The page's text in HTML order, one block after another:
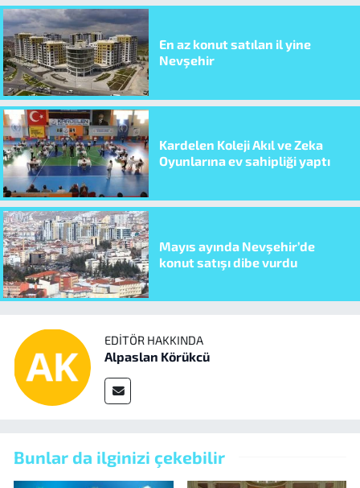
En az konut satılan il yine
Nevşehir
Kardelen Koleji Akıl ve Zeka
Oyunlarına ev sahipliği yaptı
Mayıs ayında Nevşehir’de
konut satışı dibe vurdu
EDITÖR HAKKINDA
Alpaslan Körükcü
Bunlar da ilginizi çekebilir